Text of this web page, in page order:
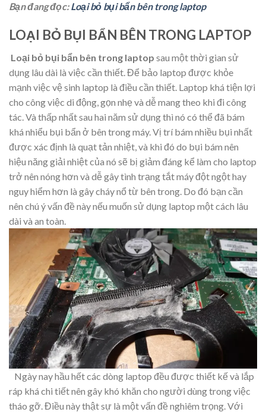
Bạn đang đọc:Loại bỏ bụi bẩn bên trong laptop
LOẠI BỎ BỤI BẨN BÊN TRONG LAPTOP
Loại bỏ bụi bẩn bên trong laptop sau một thời gian sử
dụng lâu dài là việc cần thiết. Để bảo laptop được khỏe
mạnh việc vệ sinh laptop là điều cần thiết. Laptop khá tiện lợi
cho công việc di động, gọn nhẹ và dễ mang theo khi đi công
tác. Và thấp nhất sau hai năm sử dụng thì nó có thể đã bám
khá nhiểu bụi bẩn ở bên trong máy. Vị trí bám nhiều bụi nhất
được xác định là quạt tản nhiệt, và khi đó do bụi bám nên
hiệu năng giải nhiệt của nó sẽ bị giảm đáng kể làm cho laptop
trở nên nóng hơn và dễ gây tình trạng tắt máy đột ngột hay
nguy hiểm hơn là gây cháy nổ từ bên trong. Do đó bạn cần
nên chú ý vấn đề này nếu muốn sử dụng laptop một cách lâu
dài và an toàn.
Ngày nay hầu hết các dòng laptop đều được thiết kế và lắp
ráp khá chi tiết nên gây khó khăn cho người dùng trong việc
tháo gỡ. Điều này thật sự là một vấn đề nghiêm trọng. Với